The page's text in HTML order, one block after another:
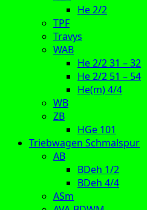
He 2/2
TPF
Travys
WAB
He 2/2 31 – 32
He 2/2 51 – 54
He(m) 4/4
WB
ZB
HGe 101
Triebwagen Schmalspur
AB
BDeh 1/2
BDeh 4/4
ASm